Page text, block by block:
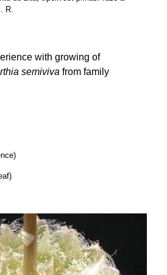
. R.
with growing of
semiviva from family